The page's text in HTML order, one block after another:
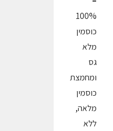
100%
כוסמין
מלא
גס
ומחמצת
כוסמין
מלאה,
ללא